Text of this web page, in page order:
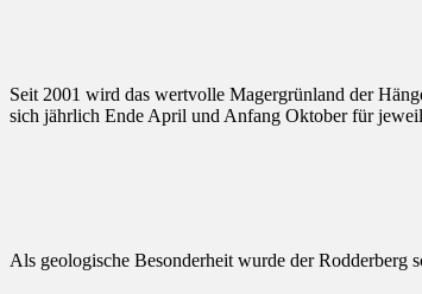
Seit 2001 wird das wertvolle Magergrünland der
sich jährlich Ende April und Anfang Oktober für
Als geologische Besonderheit wurde der Rodderberg